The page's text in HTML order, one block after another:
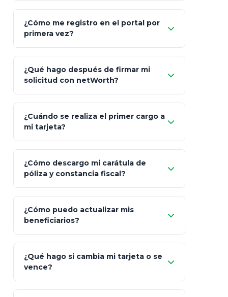
Fiscalidad Estrategia Art. 151 / 93
Client"
App Store (iOS) Google Play
¿Cómo me registro en el portal por
primera vez?
Bienvenida
"¿Aún no tienes cuenta?
Regístrate"
¿Qué hago después de firmar mi
solicitud con netWorth?
¿Cuándo se realiza el primer cargo a
mi tarjeta?
¿Cómo descargo mi carátula de
póliza y constancia fiscal?
"Mis Pólizas" > "Documentos"
¿Cómo puedo actualizar mis
beneficiarios?
¿Qué hago si cambia mi tarjeta o se
vence?